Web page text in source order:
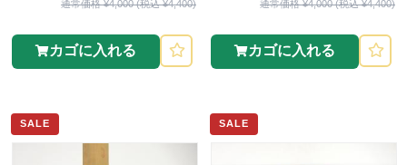
通常価格 ¥4,000 (税込 ¥4,400)
カゴに入れる
通常価格 ¥4,000 (税込 ¥4,400)
カゴに入れる
SALE SALE